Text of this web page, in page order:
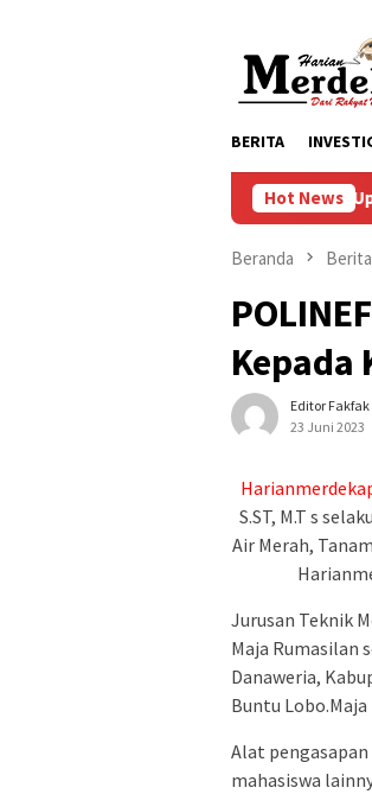
BERITA
Hot News
Persiapan Upacara Hari
Beranda Berita
Kepada
Editor Fakfak
23 Juni 2023
S.ST, M.T s
Air Merah,
Jurusan Teknik
Maja Rumasilan
Danaweria,
Buntu
Alat
mahasiswa